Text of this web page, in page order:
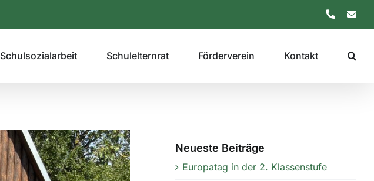
TelefonE-
Schulsozialarbeit Schulelternrat Förderverein Kontakt
Neueste Beiträge
Europatag in der 2. Klassenstufe